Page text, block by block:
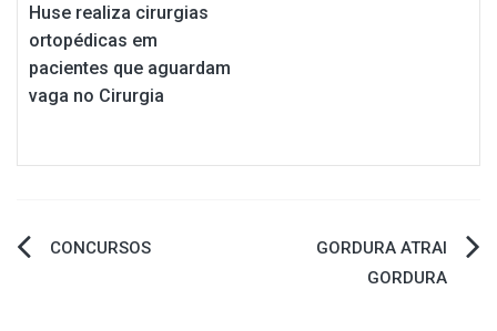
Huse realiza cirurgias
ortopédicas em
pacientes que aguardam
vaga no Cirurgia
Navegação
CONCURSOS
GORDURA ATRAI
GORDURA